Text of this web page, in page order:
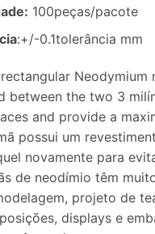
100peças/pacote
:+/-0.1tolerância mm
Neodymium
between the two 3
and provide a
possui um
novamente para
de neodímio têm
projeto de
displays e